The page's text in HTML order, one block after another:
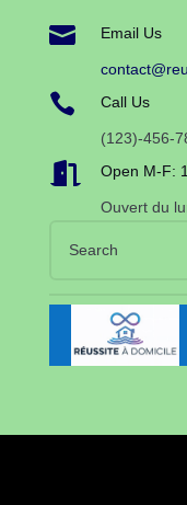
 Email Us
 Call Us
(123)-456-
 Open M-F:
Ouvert du